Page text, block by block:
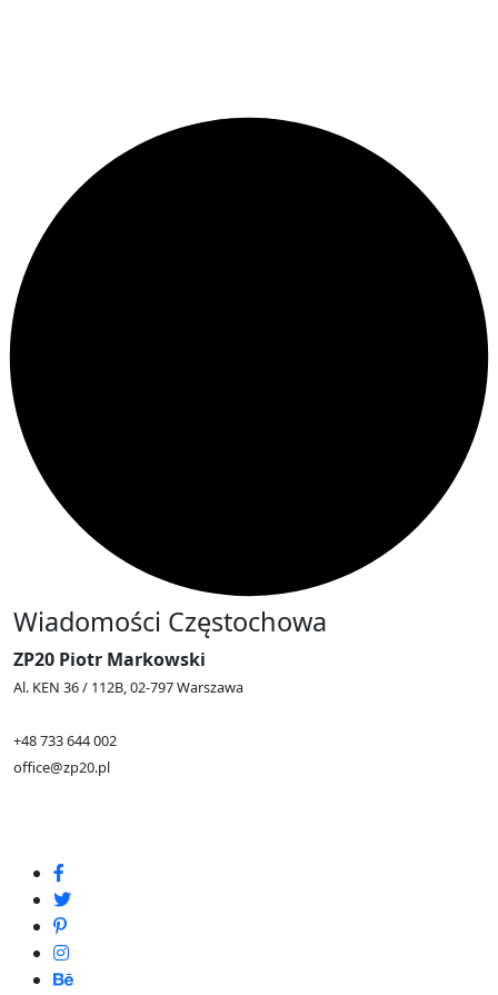
Wiadomości Częstochowa
ZP20 Piotr Markowski
Al. KEN 36 / 112B, 02-797 Warszawa
+48 733 644 002
office@zp20.pl